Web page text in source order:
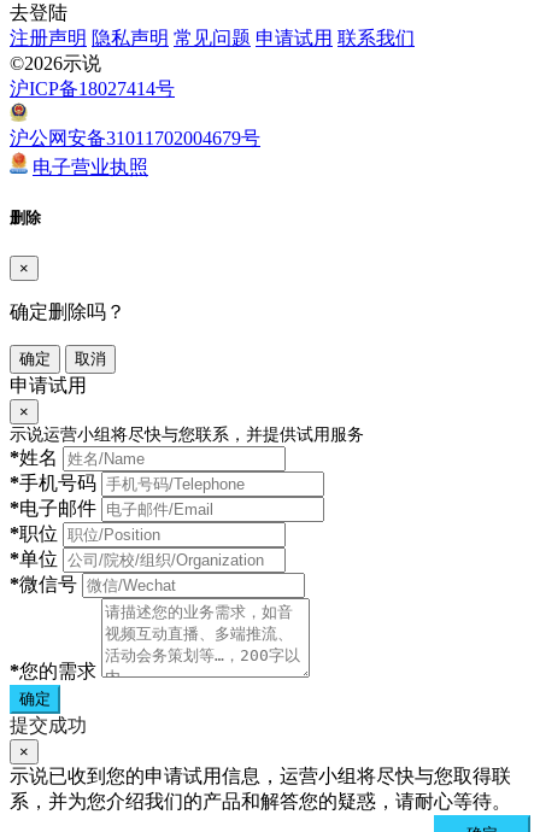
去登陆
注册声明 隐私声明 常见问题 申请试用 联系我们
©2026示说
沪ICP备18027414号
沪公网安备31011702004679号
电子营业执照
删除
×
确定删除吗？
确定 取消
申请试用
×
示说运营小组将尽快与您联系，并提供试用服务
*姓名
*手机号码
*电子邮件
*职位
*单位
*微信号
*您的需求
确定
提交成功
×
示说已收到您的申请试用信息，运营小组将尽快与您取得联
系，并为您介绍我们的产品和解答您的疑惑，请耐心等待。